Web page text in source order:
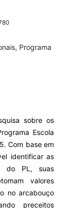
Programa
sobre os
Escola
Com base em
identificar as
do PL, suas
valores
no arcabouço
preceitos